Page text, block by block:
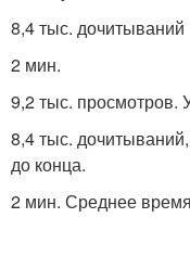
8,4 тыс. дочитываний
2 мин.
9,2 тыс. просмотров.
8,4 тыс.
до конца.
2 мин. Среднее